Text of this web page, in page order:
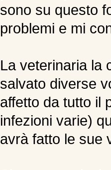
sono su questo
problemi e mi
La veterinaria la
salvato diverse
affetto da tutto il
infezioni varie)
avrà fatto le sue